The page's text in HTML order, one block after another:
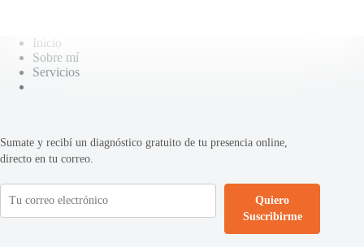
Inicio
Sobre mí
Servicios
Sumate y recibí un diagnóstico gratuito de tu presencia online,
directo en tu correo.
Quiero
Suscribirme